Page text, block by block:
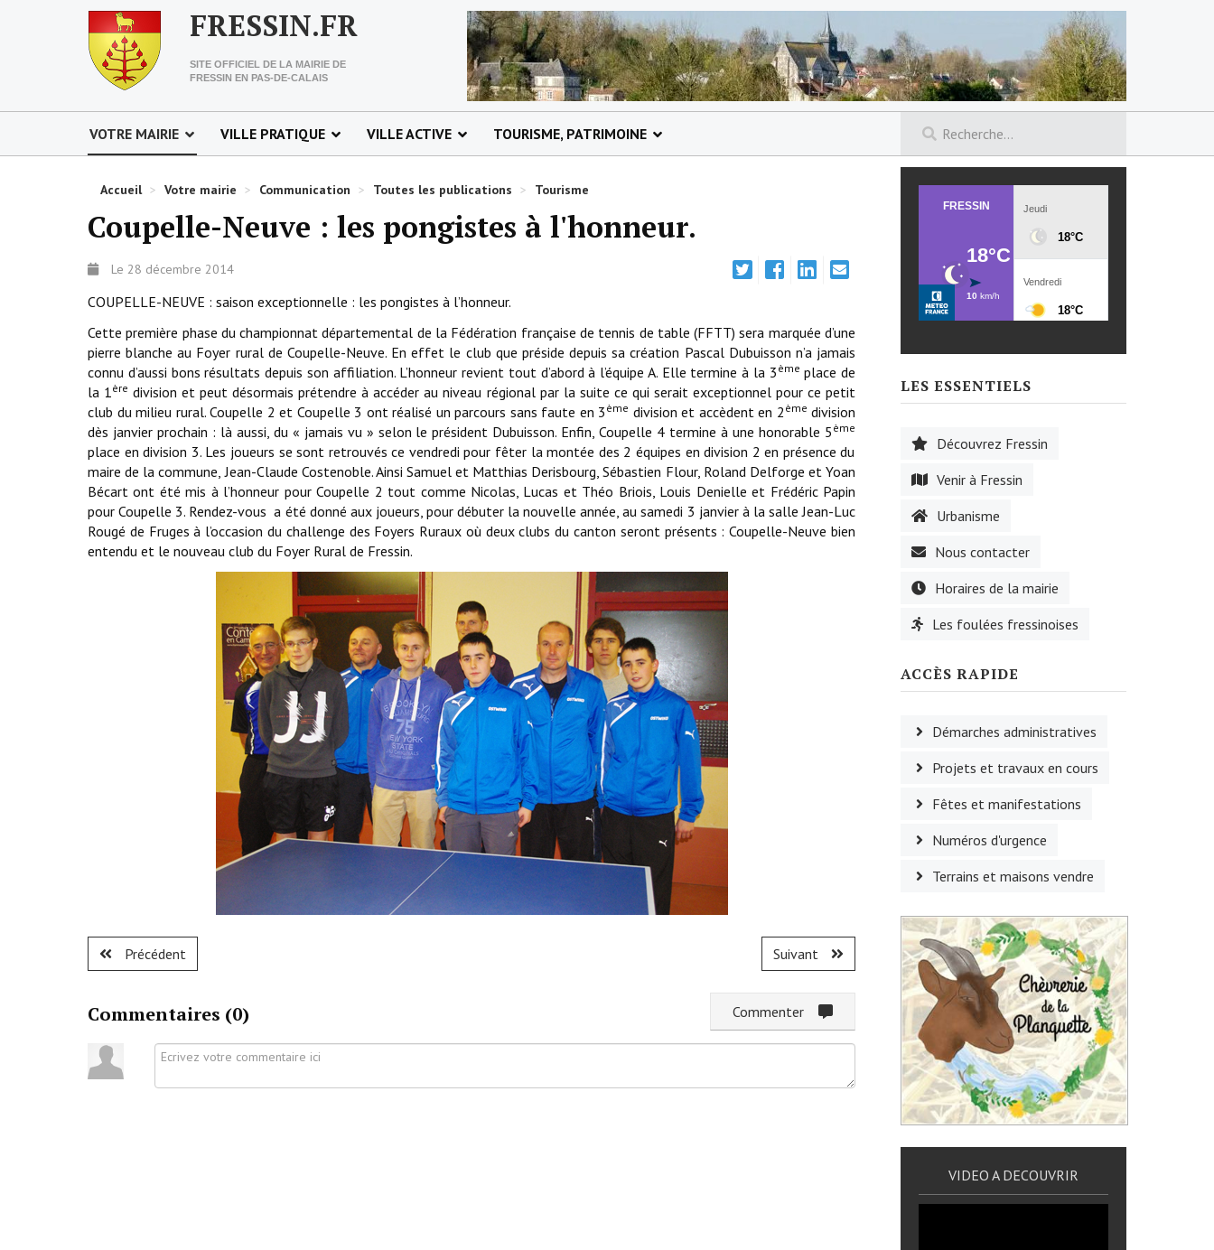
FRESSIN.FR
SITE OFFICIEL DE LA MAIRIE DE
FRESSIN EN PAS-DE-CALAIS
VOTRE MAIRIE VILLE PRATIQUE VILLE ACTIVE TOURISME, PATRIMOINE
Accueil > Votre mairie > Communication > Toutes les publications > Tourisme
Coupelle-Neuve : les pongistes à l'honneur.
Le 28 décembre 2014
COUPELLE-NEUVE : saison exceptionnelle : les pongistes à l’honneur.
Cette première phase du championnat départemental de la Fédération française de tennis de table (FFTT) sera marquée d’une
pierre blanche au Foyer rural de Coupelle-Neuve. En effet le club que préside depuis sa création Pascal Dubuisson n’a jamais
connu d’aussi bons résultats depuis son affiliation. L’honneur revient tout d’abord à l’équipe A. Elle termine à la 3 ème place de
la 1ère division et peut désormais prétendre à accéder au niveau régional par la suite ce qui serait exceptionnel pour ce petit
club du milieu rural. Coupelle 2 et Coupelle 3 ont réalisé un parcours sans faute en 3 ème division et accèdent en 2 ème division
dès janvier prochain : là aussi, du « jamais vu » selon le président Dubuisson. Enfin, Coupelle 4 termine à une honorable 5 ème
place en division 3. Les joueurs se sont retrouvés ce vendredi pour fêter la montée des 2 équipes en division 2 en présence du
maire de la commune, Jean-Claude Costenoble. Ainsi Samuel et Matthias Derisbourg, Sébastien Flour, Roland Delforge et Yoan
Bécart ont été mis à l’honneur pour Coupelle 2 tout comme Nicolas, Lucas et Théo Briois, Louis Denielle et Frédéric Papin
pour Coupelle 3. Rendez-vous a été donné aux joueurs, pour débuter la nouvelle année, au samedi 3 janvier à la salle Jean-Luc
Rougé de Fruges à l’occasion du challenge des Foyers Ruraux où deux clubs du canton seront présents : Coupelle-Neuve bien
entendu et le nouveau club du Foyer Rural de Fressin.
Précédent Suivant
Commentaires (0)
LES ESSENTIELS
Découvrez Fressin
Venir à Fressin
Urbanisme
Nous contacter
Horaires de la mairie
Les foulées fressinoises
ACCÈS RAPIDE
Démarches administratives
Projets et travaux en cours
Fêtes et manifestations
Numéros d'urgence
Terrains et maisons vendre
VIDEO A DECOUVRIR